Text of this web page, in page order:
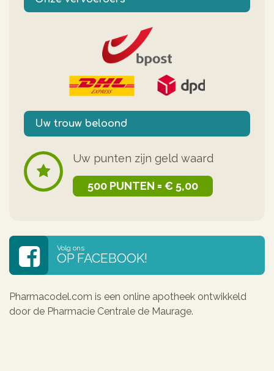
Uw trouw beloond
Uw punten zijn geld waard
500 PUNTEN = € 5,00
Volg ons
OP FACEBOOK!
Pharmacodel.com is een online apotheek ontwikkeld
door de Pharmacie Centrale de Maurage.